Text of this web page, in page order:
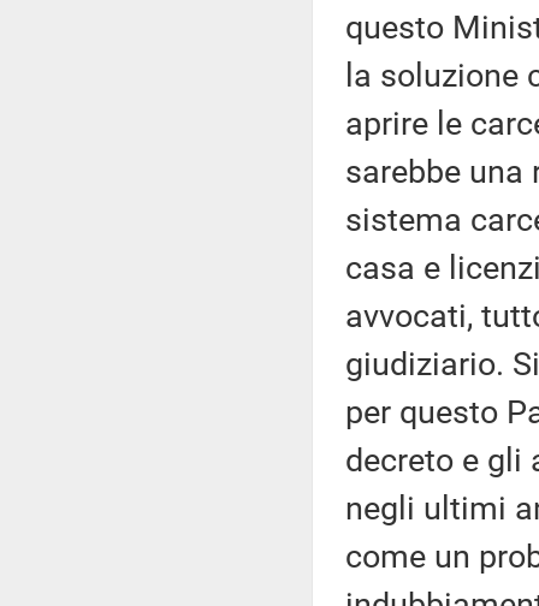
questo
la soluzione
aprire le
sarebbe una
sistema
casa e
avvocati,
giudiziario.
per questo
decreto e gli
negli ultimi
come un